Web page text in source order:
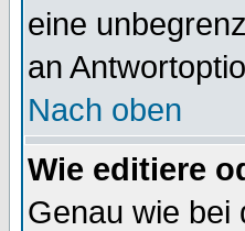
eine
an
Nach oben
Wie editiere
Genau wie bei